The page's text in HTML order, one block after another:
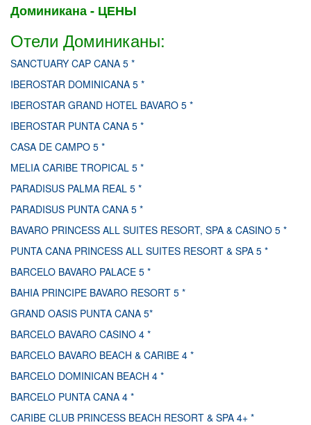
Доминикана - ЦЕНЫ
Отели Доминиканы:
SANCTUARY CAP CANA 5 *
IBEROSTAR DOMINICANA 5 *
IBEROSTAR GRAND HOTEL BAVARO 5 *
IBEROSTAR PUNTA CANA 5 *
CASA DE CAMPO 5 *
MELIA CARIBE TROPICAL 5 *
PARADISUS PALMA REAL 5 *
PARADISUS PUNTA CANA 5 *
BAVARO PRINCESS ALL SUITES RESORT, SPA & CASINO 5 *
PUNTA CANA PRINCESS ALL SUITES RESORT & SPA 5 *
BARCELO BAVARO PALACE 5 *
BAHIA PRINCIPE BAVARO RESORT 5 *
GRAND OASIS PUNTA CANA 5*
BARCELO BAVARO CASINO 4 *
BARCELO BAVARO BEACH & CARIBE 4 *
BARCELO DOMINICAN BEACH 4 *
BARCELO PUNTA CANA 4 *
CARIBE CLUB PRINCESS BEACH RESORT & SPA 4+ *